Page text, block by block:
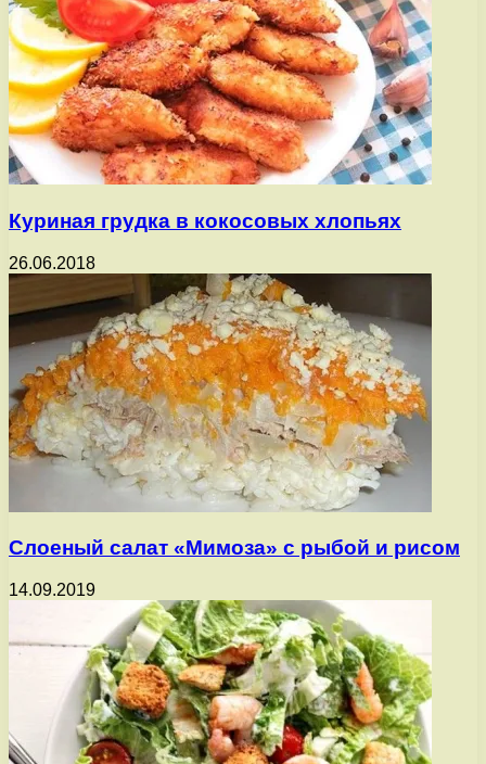
Куриная грудка в кокосовых хлопьях
26.06.2018
Слоеный салат «Мимоза» с рыбой и рисом
14.09.2019